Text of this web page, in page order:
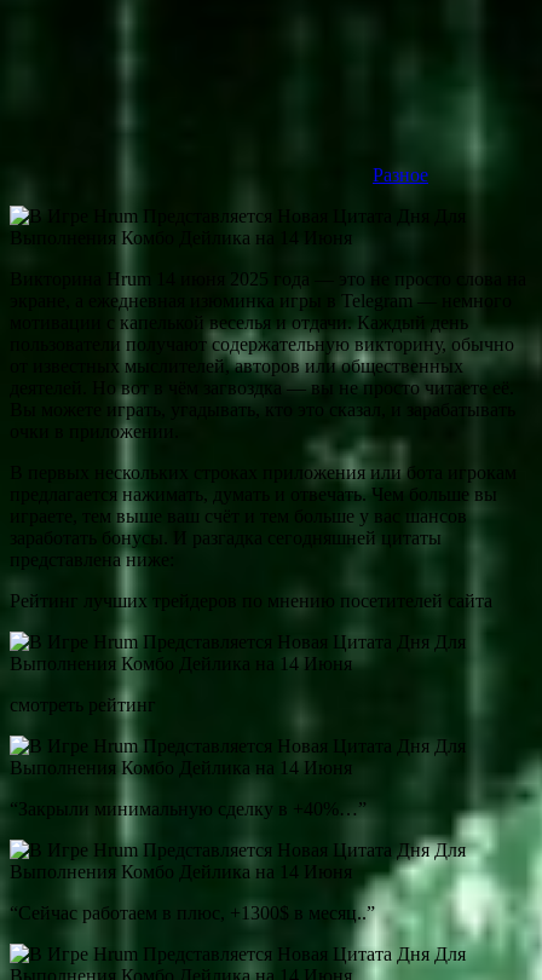
Разное
Викторина Hrum 14 июня 2025 года — это не просто слова на
экране, а ежедневная изюминка игры в Telegram — немного
мотивации с капелькой веселья и отдачи. Каждый день
пользователи получают содержательную викторину, обычно
от известных мыслителей, авторов или общественных
деятелей. Но вот в чём загвоздка — вы не просто читаете её.
Вы можете играть, угадывать, кто это сказал, и зарабатывать
очки в приложении.
В первых нескольких строках приложения или бота игрокам
предлагается нажимать, думать и отвечать. Чем больше вы
играете, тем выше ваш счёт и тем больше у вас шансов
заработать бонусы. И разгадка сегодняшней цитаты
представлена ниже:
Рейтинг лучших трейдеров по мнению посетителей сайта
смотреть рейтинг
“Закрыли минимальную сделку в +40%…”
“Сейчас работаем в плюс, +1300$ в месяц..”